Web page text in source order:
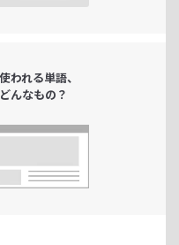
われる単語、
んなもの？